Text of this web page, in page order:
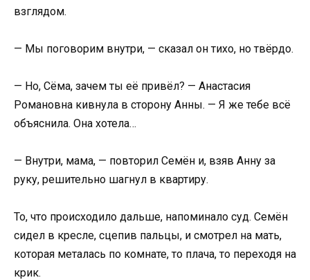
взглядом.
— Мы поговорим внутри, — сказал он тихо, но твёрдо.
— Но, Сёма, зачем ты её привёл? — Анастасия
Романовна кивнула в сторону Анны. — Я же тебе всё
объяснила. Она хотела…
— Внутри, мама, — повторил Семён и, взяв Анну за
руку, решительно шагнул в квартиру.
То, что происходило дальше, напоминало суд. Семён
сидел в кресле, сцепив пальцы, и смотрел на мать,
которая металась по комнате, то плача, то переходя на
крик.